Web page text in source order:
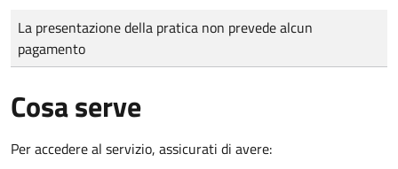
Tipo di pagamento
Importo
La presentazione della pratica non prevede alcun
pagamento
Cosa serve
Per accedere al servizio, assicurati di avere: